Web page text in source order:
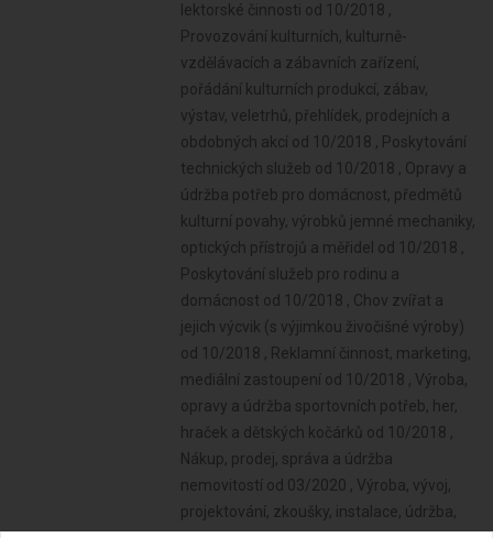
lektorské činnosti od 10/2018 ,
Provozování kulturních, kulturně-
vzdělávacích a zábavních zařízení,
pořádání kulturních produkcí, zábav,
výstav, veletrhů, přehlídek, prodejních a
obdobných akcí od 10/2018 , Poskytování
technických služeb od 10/2018 , Opravy a
údržba potřeb pro domácnost, předmětů
kulturní povahy, výrobků jemné mechaniky,
optických přístrojů a měřidel od 10/2018 ,
Poskytování služeb pro rodinu a
domácnost od 10/2018 , Chov zvířat a
jejich výcvik (s výjimkou živočišné výroby)
od 10/2018 , Reklamní činnost, marketing,
mediální zastoupení od 10/2018 , Výroba,
opravy a údržba sportovních potřeb, her,
hraček a dětských kočárků od 10/2018 ,
Nákup, prodej, správa a údržba
nemovitostí od 03/2020 , Výroba, vývoj,
projektování, zkoušky, instalace, údržba,